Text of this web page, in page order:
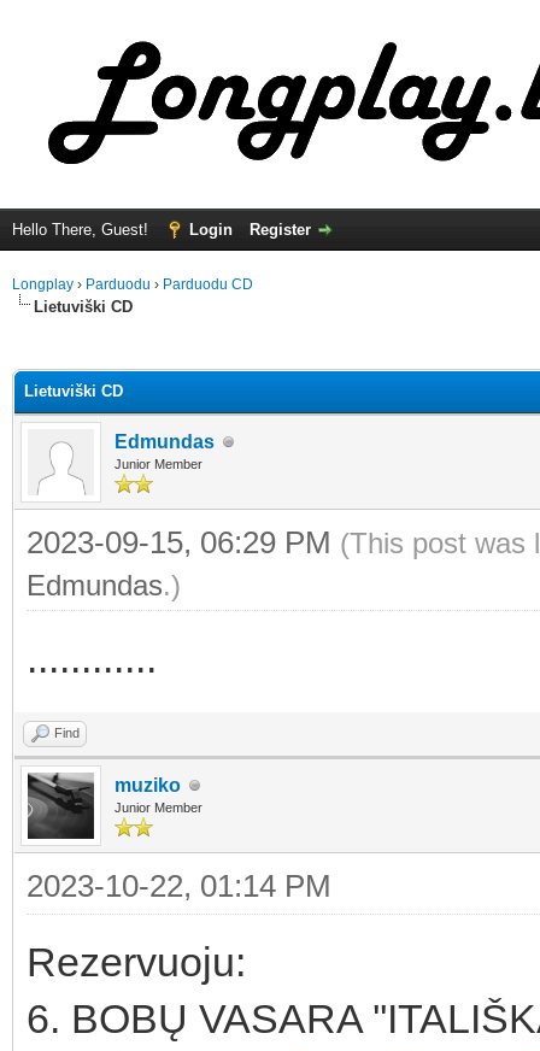
Hello There, Guest! Login Register
Longplay › Parduodu › Parduodu CD
Lietuviški CD
Lietuviški CD
Edmundas
Junior Member
2023-09-15, 06:29 PM (This post was
Edmundas.)
............
Find
muziko
Junior Member
2023-10-22, 01:14 PM
Rezervuoju:
6. BOBŲ VASARA